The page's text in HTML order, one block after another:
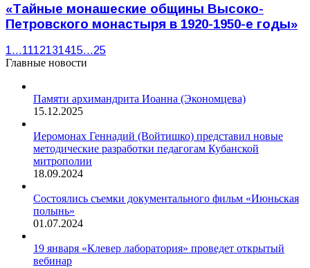
«Тайные монашеские общины Высоко-
Петровского монастыря в 1920-1950-е годы»
1…1112131415…25
Главные новости
Памяти архимандрита Иоанна (Экономцева)
15.12.2025
Иеромонах Геннадий (Войтишко) представил новые
методические разработки педагогам Кубанской
митрополии
18.09.2024
Состоялись съемки документального фильм «Июньская
полынь»
01.07.2024
19 января «Клевер лаборатория» проведет открытый
вебинар